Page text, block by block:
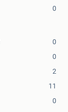
0
0
0
2
11
0